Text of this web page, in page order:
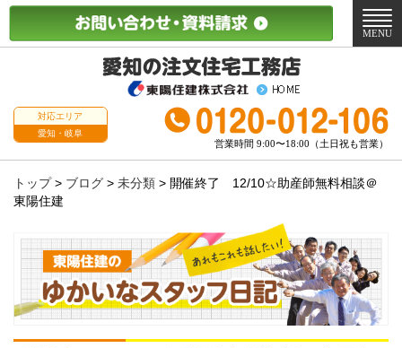
対応エリア
愛知・岐阜
営業時間 9:00〜18:00（土日祝も営業）
メ
ニ
MENU
トップ> ブログ > 未分類 > 開催終了 12/10☆助産師無料相談＠
東陽住建